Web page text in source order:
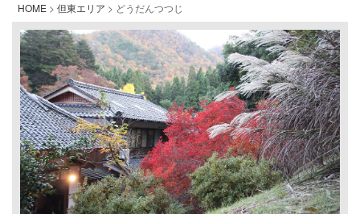
HOME > 但東エリア > どうだんつつじ